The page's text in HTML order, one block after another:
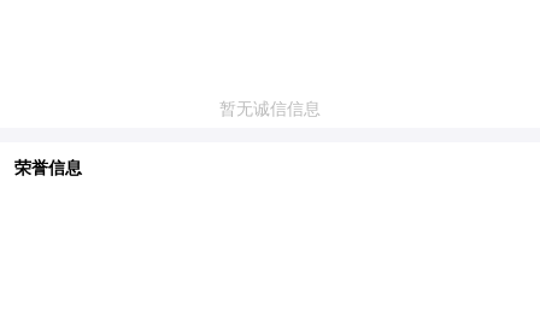
暂无诚信信息
荣誉信息